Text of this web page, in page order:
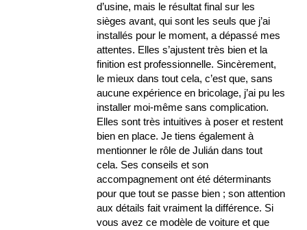
d’usine, mais le résultat final sur les
sièges avant, qui sont les seuls que j’ai
installés pour le moment, a dépassé mes
attentes. Elles s’ajustent très bien et la
finition est professionnelle. Sincèrement,
le mieux dans tout cela, c’est que, sans
aucune expérience en bricolage, j’ai pu les
installer moi-même sans complication.
Elles sont très intuitives à poser et restent
bien en place. Je tiens également à
mentionner le rôle de Julián dans tout
cela. Ses conseils et son
accompagnement ont été déterminants
pour que tout se passe bien ; son attention
aux détails fait vraiment la différence. Si
vous avez ce modèle de voiture et que